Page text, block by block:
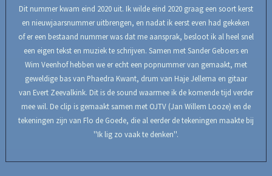
Dit nummer kwam eind 2020 uit. Ik wilde eind 2020 graag een soort kerst
en nieuwjaarsnummer uitbrengen, en nadat ik eerst even had gekeken
of er een bestaand nummer was dat me aansprak, besloot ik al heel snel
een eigen tekst en muziek te schrijven. Samen met Sander Geboers en
Wim Veenhof hebben we er echt een popnummer van gemaakt, met
geweldige bas van Phaedra Kwant, drum van Haje Jellema en gitaar
van Evert Zeevalkink. Dit is de sound waarmee ik de komende tijd verder
mee wil. De clip is gemaakt samen met OJTV (Jan Willem Looze) en de
tekeningen zijn van Flo de Goede, die al eerder de tekeningen maakte bij
''Ik lig zo vaak te denken''.